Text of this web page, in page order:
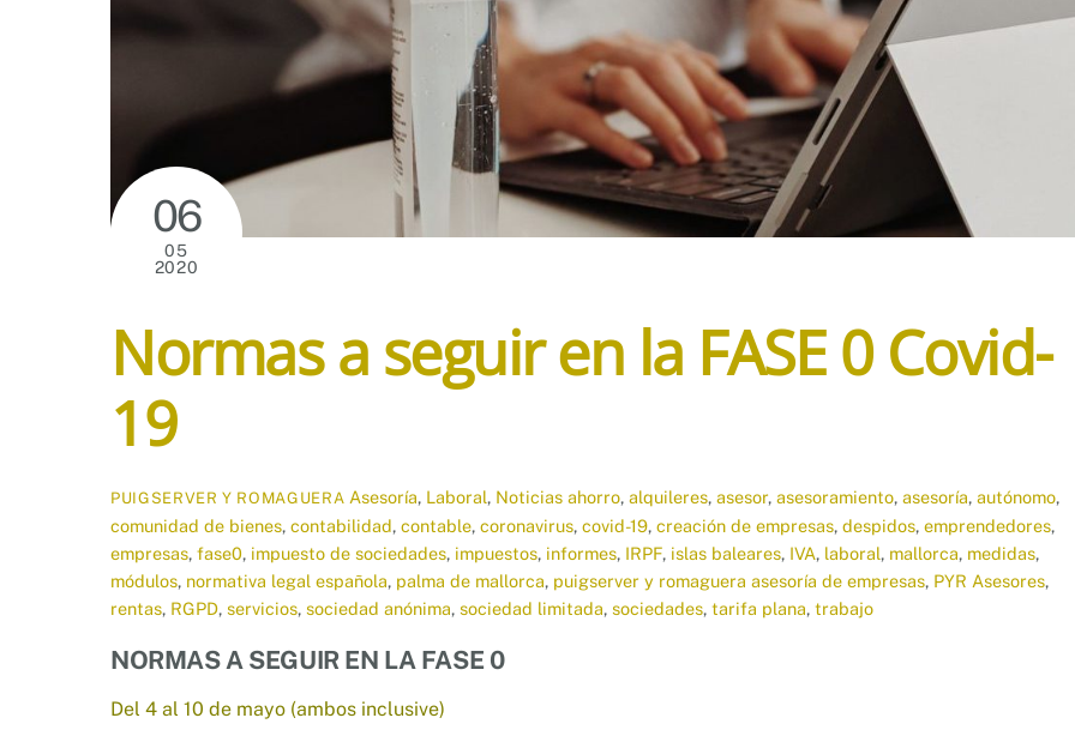
06
05
2020
Normas a seguir en la FASE 0 Covid-
19
PUIGSERVER Y ROMAGUERA Asesoría, Laboral, Noticias ahorro,alquileres,asesor,asesoramiento,asesoría,autónomo,
comunidad de bienes, contabilidad, contable, coronavirus, covid-19, creación de empresas, despidos, emprendedores,
empresas, fase0, impuesto de sociedades, impuestos, informes, IRPF, islas baleares, IVA, laboral, mallorca, medidas,
módulos, normativa legal española, palma de mallorca, puigserver y romaguera asesoría de empresas, PYR Asesores,
rentas, RGPD, servicios, sociedad anónima, sociedad limitada, sociedades, tarifa plana, trabajo
NORMAS A SEGUIR EN LA FASE 0
Del 4 al 10 de mayo (ambos inclusive)